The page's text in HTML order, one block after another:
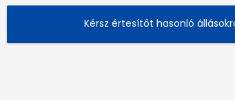
Kérsz értesítőt hasonló